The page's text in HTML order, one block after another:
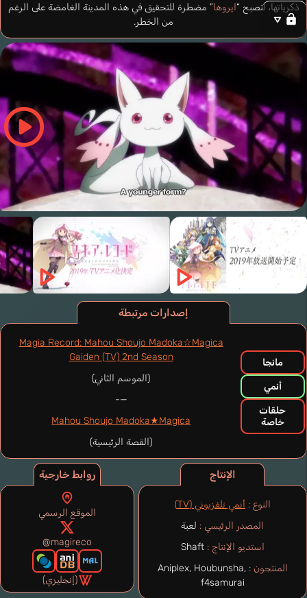
ذكرياتها، لتصبح “ايروها” مضطرة للتحقيق في هذه المدينة الغامضة على الرغم
من الخطر.
الإنتاج
النوع :أنمي تلفزيوني (TV)
المصدر الرئيسي : لعبة
استديو الإنتاج : Shaft
المنتجون : Aniplex, Houbunsha,
f4samurai
إصدارات مرتبطة
مانجا
أنمي
حلقات
خاصة
Magia Record: Mahou Shoujo Madoka☆Magica
Gaiden (TV) 2nd Season
(الموسم الثاني)
—-
Mahou Shoujo Madoka★Magica
(القصة الرئيسية)
روابط خارجية
الموقع الرسمي
@magireco
(إنجليزي)